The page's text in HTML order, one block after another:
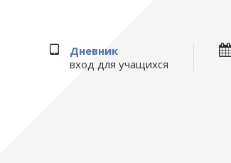
Дневник
вход для учащихся